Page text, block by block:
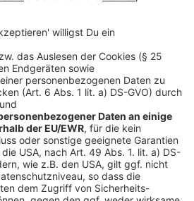
die Chance, sich schon vor
Tickets für die beiden NHL-
zu sichern.
Bradford bleibt den DEG-Fans
Das hat der Verein eben
Mehr laden